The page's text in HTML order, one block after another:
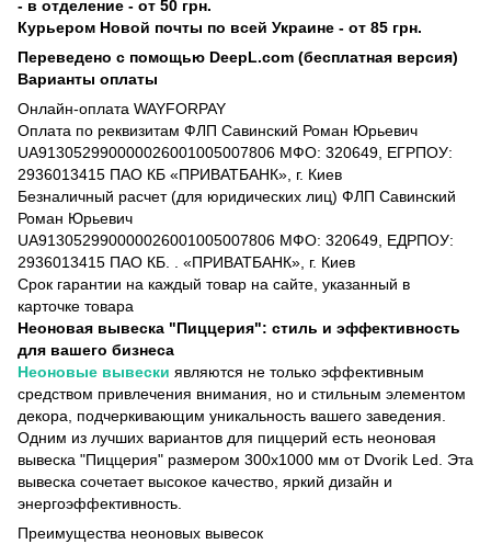
- в отделение - от 50 грн.
Курьером Новой почты по всей Украине - от 85 грн.
Переведено с помощью DeepL.com (бесплатная версия)
Варианты оплаты
Онлайн-оплата WAYFORPAY
Оплата по реквизитам ФЛП Савинский Роман Юрьевич
UA913052990000026001005007806 МФО: 320649, ЕГРПОУ:
2936013415 ПАО КБ «ПРИВАТБАНК», г. Киев
Безналичный расчет (для юридических лиц) ФЛП Савинский
Роман Юрьевич
UA913052990000026001005007806 МФО: 320649, ЕДРПОУ:
2936013415 ПАО КБ. . «ПРИВАТБАНК», г. Киев
Срок гарантии на каждый товар на сайте, указанный в
карточке товара
Неоновая вывеска "Пиццерия": стиль и эффективность
для вашего бизнеса
Неоновые вывески являются не только эффективным
средством привлечения внимания, но и стильным элементом
декора, подчеркивающим уникальность вашего заведения.
Одним из лучших вариантов для пиццерий есть неоновая
вывеска "Пиццерия" размером 300х1000 мм от Dvorik Led. Эта
вывеска сочетает высокое качество, яркий дизайн и
энергоэффективность.
Преимущества неоновых вывесок